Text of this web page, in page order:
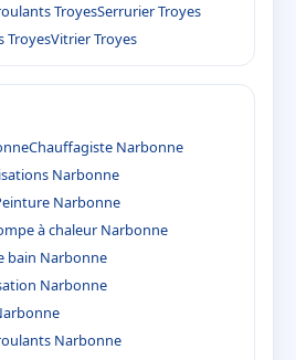
TroyesSerrurier Troyes
TroyesVitrier Troyes
Chauffagiste Narbonne
Narbonne
Narbonne
à chaleur Narbonne
bain Narbonne
Narbonne
Narbonne